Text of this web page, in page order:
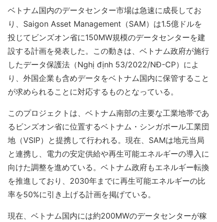
ベトナム国内のデータセンター市場は急速に成長してお
り、Saigon Asset Management（SAM）は1.5億ドルを
投じてビンズオン省に150MW規模のデータセンターを建
設する計画を発表した。この動きは、ベトナム政府が施行
したデータ保護法（Nghị định 53/2022/NĐ-CP）によ
り、外国企業も含めデータをベトナム国内に保管すること
が求められることに対応するものとなっている。
このプロジェクトは、ベトナム南部の主要な工業地帯であ
るビンズオン省に位置するベトナム・シンガポール工業団
地（VSIP）と提携して行われる。現在、SAMは地元当局
と連携し、電力の安定供給や再生可能エネルギーの導入に
向けた調整を進めている。ベトナム政府もエネルギー転換
を推進しており、2030年までに再生可能エネルギーの比
率を50%に引き上げる計画を掲げている。
現在、ベトナム国内には約200MWのデータセンターが稼